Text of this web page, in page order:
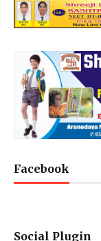
Facebook
Social Plugin